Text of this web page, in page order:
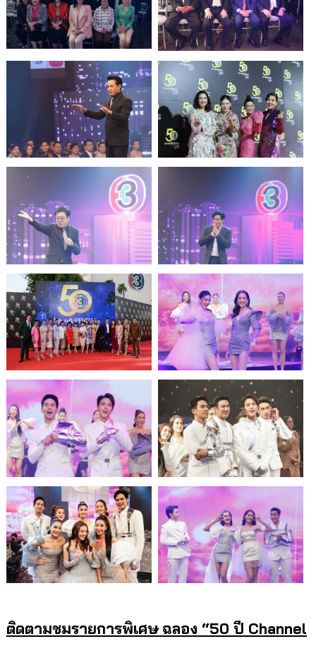
ติดตามชมรายการพิเศษ ฉลอง “50 ปี Channel